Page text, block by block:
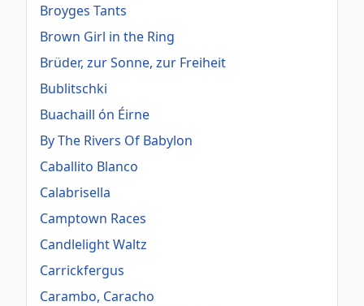
Broyges Tants
Brown Girl in the Ring
Brüder, zur Sonne, zur Freiheit
Bublitschki
Buachaill ón Éirne
By The Rivers Of Babylon
Caballito Blanco
Calabrisella
Camptown Races
Candlelight Waltz
Carrickfergus
Carambo, Caracho